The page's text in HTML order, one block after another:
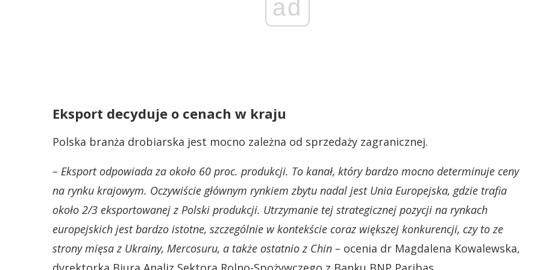
ad
Eksport decyduje o cenach w kraju
Polska branża drobiarska jest mocno zależna od sprzedaży zagranicznej.
– Eksport odpowiada za około 60 proc. produkcji. To kanał, który bardzo mocno determinuje ceny
na rynku krajowym. Oczywiście głównym rynkiem zbytu nadal jest Unia Europejska, gdzie trafia
około 2/3 eksportowanej z Polski produkcji. Utrzymanie tej strategicznej pozycji na rynkach
europejskich jest bardzo istotne, szczególnie w kontekście coraz większej konkurencji, czy to ze
strony mięsa z Ukrainy, Mercosuru, a także ostatnio z Chin – ocenia dr Magdalena Kowalewska,